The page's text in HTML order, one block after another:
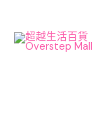
content